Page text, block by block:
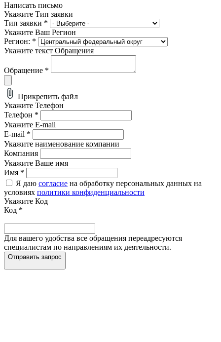
Написать письмо
Укажите Тип заявки
Тип заявки *
Укажите Ваш Регион
Регион: *
Укажите текст Обращения
Обращение *
Прикрепить файл
Укажите Телефон
Телефон *
Укажите E-mail
E-mail *
Укажите наименование компании
Компания
Укажите Ваше имя
Имя *
Я даю согласие на обработку персональных данных на
условиях политики конфиденциальности
Укажите Код
Код *
Для вашего удобства все обращения переадресуются
специалистам по направлениям их деятельности.
Отправить запрос